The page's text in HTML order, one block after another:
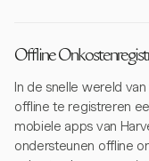
Offline
In de snelle wereld
offline te registreren
mobiele apps van
ondersteunen offline